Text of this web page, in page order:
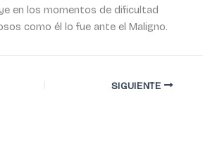
en los momentos de dificultad
como él lo fue ante el Maligno.
SIGUIENTE